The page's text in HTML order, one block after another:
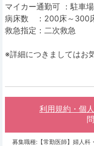
マイカー通勤可 ：駐車
病床数 ：200床～300
救急指定：二次救急
※詳細につきましてはお
利用規約・個
募集職種:【常勤医師】婦人科